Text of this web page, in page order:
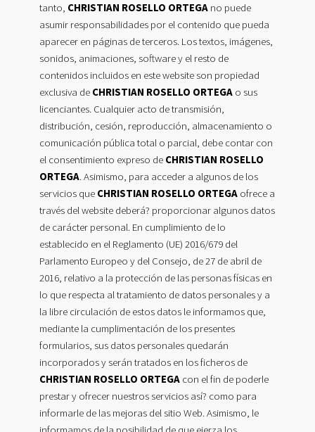
tanto, CHRISTIAN ROSELLO ORTEGAno puede
asumir responsabilidades por el contenido que pueda
aparecer en páginas de terceros. Los textos, imágenes,
sonidos, animaciones, software y el resto de
contenidos incluidos en este website son propiedad
exclusiva de CHRISTIAN ROSELLO ORTEGA o sus
licenciantes. Cualquier acto de transmisión,
distribución, cesión, reproducción, almacenamiento o
comunicación pública total o parcial, debe contar con
el consentimiento expreso de CHRISTIAN ROSELLO
ORTEGA. Asimismo, para acceder a algunos de los
servicios que CHRISTIAN ROSELLO ORTEGAofrece a
través del website deberá? proporcionar algunos datos
de carácter personal. En cumplimiento de lo
establecido en el Reglamento (UE) 2016/679 del
Parlamento Europeo y del Consejo, de 27 de abril de
2016, relativo a la protección de las personas físicas en
lo que respecta al tratamiento de datos personales y a
la libre circulación de estos datos le informamos que,
mediante la cumplimentación de los presentes
formularios, sus datos personales quedarán
incorporados y serán tratados en los ficheros de
CHRISTIAN ROSELLO ORTEGA con el fin de poderle
prestar y ofrecer nuestros servicios así? como para
informarle de las mejoras del sitio Web. Asimismo, le